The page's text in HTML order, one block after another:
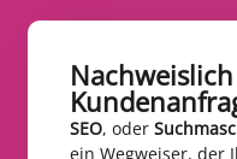
SEO, oder
ein Wegweiser, der